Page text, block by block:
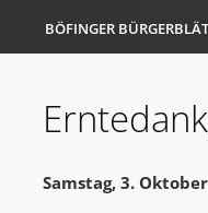
BÖFINGER
Samstag, 3.